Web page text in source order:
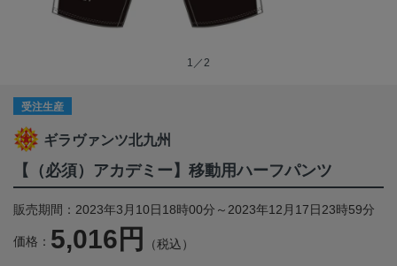
1／2
受注生産
ギラヴァンツ北九州
【（必須）アカデミー】移動用ハーフパンツ
販売期間：2023年3月10日18時00分～2023年12月17日23時59分
価格： 5,016円 （税込）